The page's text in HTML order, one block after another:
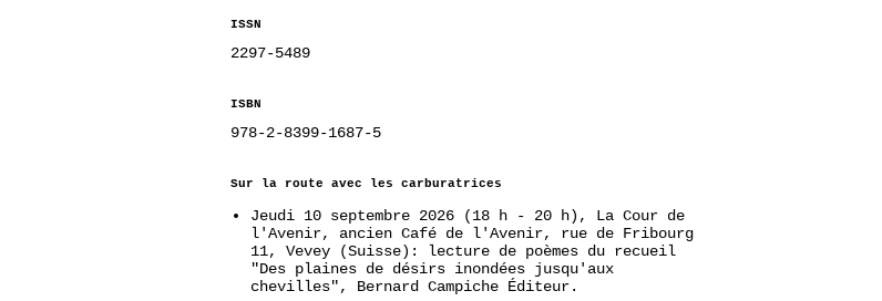
ISSN
2297-5489
ISBN
978-2-8399-1687-5
Sur la route avec les carburatrices
Jeudi 10 septembre 2026 (18 h - 20 h), La Cour de
l'Avenir, ancien Café de l'Avenir, rue de Fribourg
11, Vevey (Suisse): lecture de poèmes du recueil
"Des plaines de désirs inondées jusqu'aux
chevilles", Bernard Campiche Éditeur.